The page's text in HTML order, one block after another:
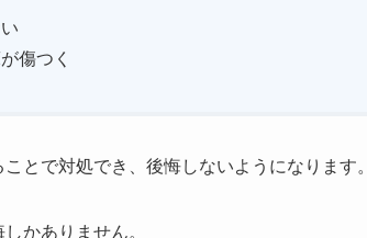
傷つく
とで対処でき、後悔しないようになります。
かありません。